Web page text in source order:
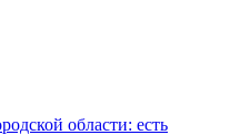
области: есть